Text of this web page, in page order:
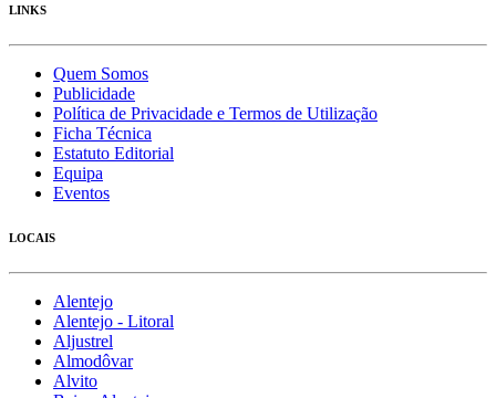
LINKS
Quem Somos
Publicidade
Política de Privacidade e Termos de Utilização
Ficha Técnica
Estatuto Editorial
Equipa
Eventos
LOCAIS
Alentejo
Alentejo - Litoral
Aljustrel
Almodôvar
Alvito